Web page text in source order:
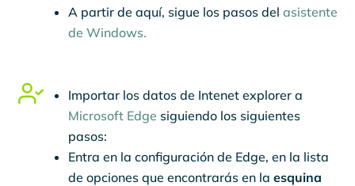
A partir de aquí, sigue los pasos del asistente
de Windows.
Importar los datos de Intenet explorer a
Microsoft Edge siguiendo los siguientes
pasos:
Entra en la configuración de Edge, en la lista
de opciones que encontrarás en la esquina